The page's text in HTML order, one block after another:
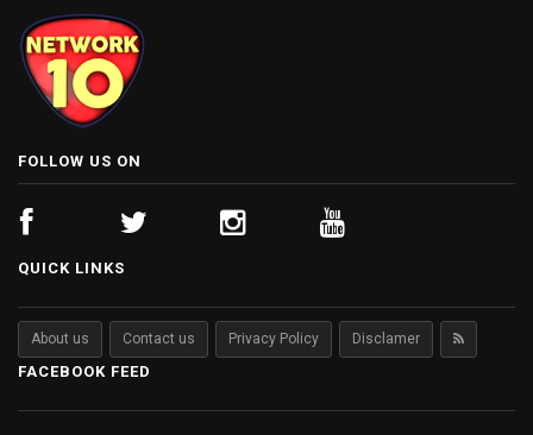
FOLLOW US ON
QUICK LINKS
About us Contact us Privacy Policy Disclamer
FACEBOOK FEED